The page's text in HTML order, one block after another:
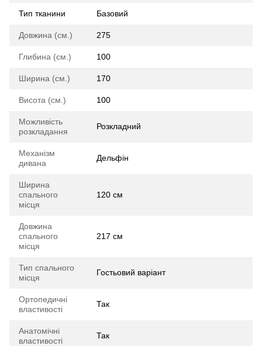
Тип тканини Базовий
Довжина (см.) 275
Глибина (см.) 100
Ширина (см.) 170
Висота (см.) 100
Можливість
розкладання
Розкладний
Механізм
дивана
Дельфін
Ширина
спального
місця
120 см
Довжина
спального
місця
217 см
Тип спального
місця
Гостьовий варіант
Ортопедичні
властивості
Так
Анатомічні
властивості
Так